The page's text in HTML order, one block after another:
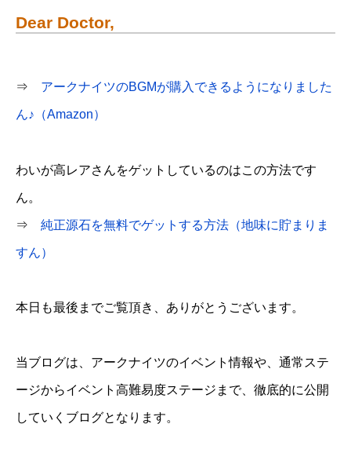
Dear Doctor,
⇒ アークナイツのBGMが購入できるようになりました
ん♪（Amazon）
わいが高レアさんをゲットしているのはこの方法です
ん。
⇒ 純正源石を無料でゲットする方法（地味に貯まりま
すん）
本日も最後までご覧頂き、ありがとうございます。
当ブログは、アークナイツのイベント情報や、通常ステ
ージからイベント高難易度ステージまで、徹底的に公開
していくブログとなります。